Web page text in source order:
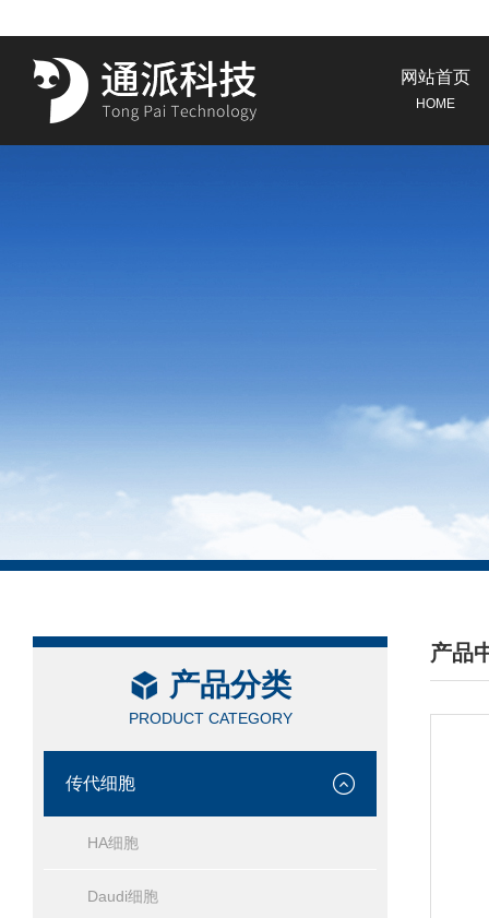
网站首页
HOME
产品分类
PRODUCT CATEGORY
传代细胞
HA细胞
Daudi细胞
产品
/